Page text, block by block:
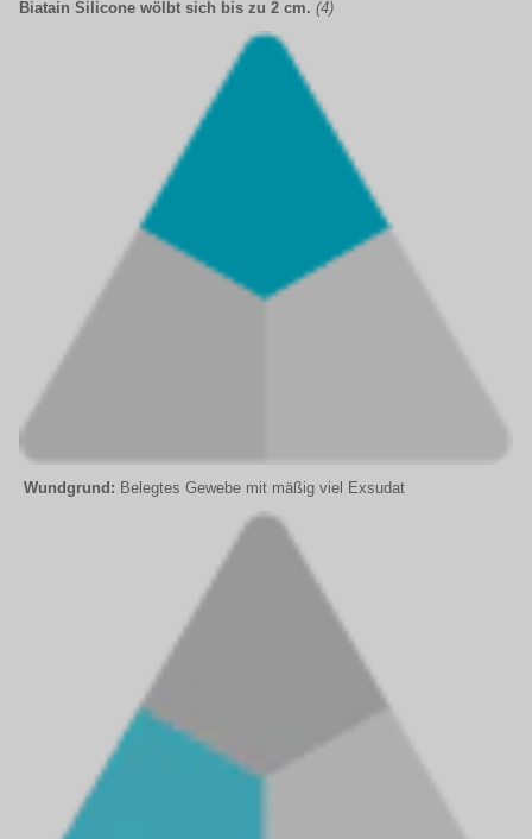
Biatain Silicone wölbt sich bis zu 2 cm. (4)
Wundgrund: Belegtes Gewebe mit mäßig viel Exsudat